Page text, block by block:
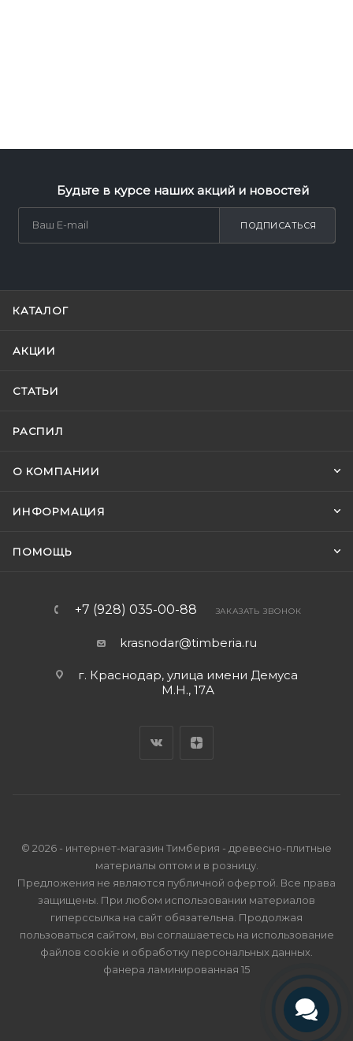
Будьте в курсе наших акций и новостей
ПОДПИСАТЬСЯ
КАТАЛОГ
АКЦИИ
СТАТЬИ
РАСПИЛ
О КОМПАНИИ
ИНФОРМАЦИЯ
ПОМОЩЬ
+7 (928) 035-00-88 ЗАКАЗАТЬ ЗВОНОК
krasnodar@timberia.ru
г. Краснодар, улица имени Демуса
М.Н., 17А
© 2026 - интернет-магазин Тимберия - древесно-плитные
материалы оптом и в розницу.
Предложения не являются публичной офертой. Все права
защищены. При любом использовании материалов
гиперссылка на сайт обязательна. Продолжая
пользоваться сайтом, вы соглашаетесь на использование
файлов cookie и обработку персональных данных
фанера ламинированная 15